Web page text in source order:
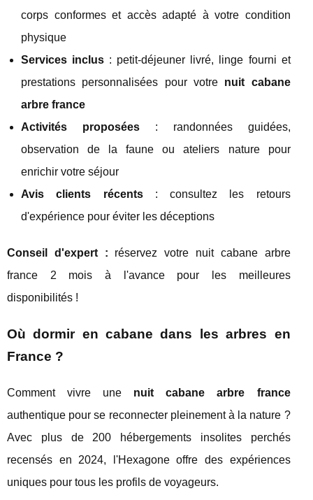
corps conformes et accès adapté à votre condition
physique
Services inclus : petit-déjeuner livré, linge fourni et
prestations personnalisées pour votre nuit cabane
arbre france
Activités proposées: randonnées guidées,
observation de la faune ou ateliers nature pour
enrichir votre séjour
Avis clients récents: consultez les retours
d'expérience pour éviter les déceptions
Conseil d'expert : réservez votre nuit cabane arbre
france 2 mois à l'avance pour les meilleures
disponibilités !
Où dormir en cabane dans les arbres en
France ?
Comment vivre une nuit cabane arbre france
authentique pour se reconnecter pleinement à la nature ?
Avec plus de 200 hébergements insolites perchés
recensés en 2024, l'Hexagone offre des expériences
uniques pour tous les profils de voyageurs.